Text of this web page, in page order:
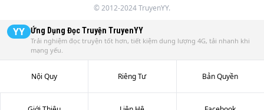
© 2012-2024 TruyenYY.
YY Ứng Dụng Đọc Truyện TruyenYY
Trải nghiệm đọc truyện tốt hơn, tiết kiệm dung lượng 4G, tải nhanh khi
mạng yếu.
Nội Quy Riêng Tư Bản Quyền